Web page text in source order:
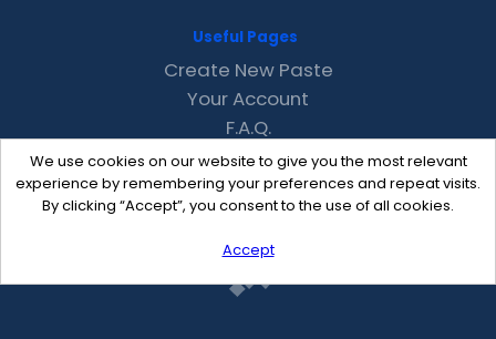
We use cookies on our website to give you the most relevant
experience by remembering your preferences and repeat visits.
By clicking “Accept”, you consent to the use of all cookies.
Accept
Useful Pages
Create New Paste
Your Account
F.A.Q.
Recent
Contact